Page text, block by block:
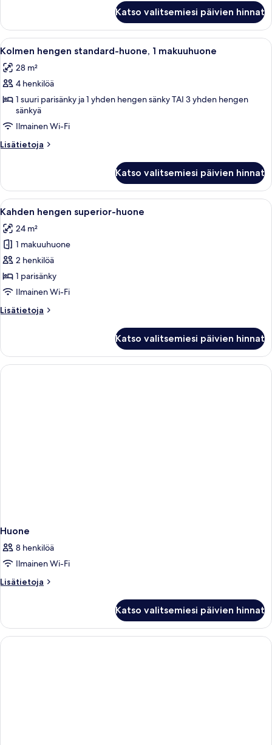
sänkyä)
kuvat
huone
(yksi
tai
sänkyä)
Katso valitsemiesi päivien hinnat
Avaa
kaikki
huonetyypin
Kolmen
hengen
standard-
huone,
1
Hotellihuone, jossa on kaksi sänkyä,
8
Kolmen hengen standard-huone, 1 makuuhuone
28 m²
4 henkilöä
1 suuri parisänky ja 1 yhden hengen sänky TAI 3 yhden hengen
sänkyä
Ilmainen Wi-Fi
Lisätietoja
Lisätietoja
standard-
huone,
1
Katso valitsemiesi päivien hinnat
Avaa
kaikki
huonetyypin
Kahden
hengen
superior-
huone
Hotellihuone, jossa on sänky,
7
Kahden hengen superior-huone
24 m²
1 makuuhuone
2 henkilöä
1 parisänky
Ilmainen Wi-Fi
Lisätietoja
Lisätietoja
superior-
huone
Katso valitsemiesi päivien hinnat
Huone
8 henkilöä
Ilmainen Wi-Fi
Lisätietoja
Lisätietoja
Katso valitsemiesi päivien hinnat